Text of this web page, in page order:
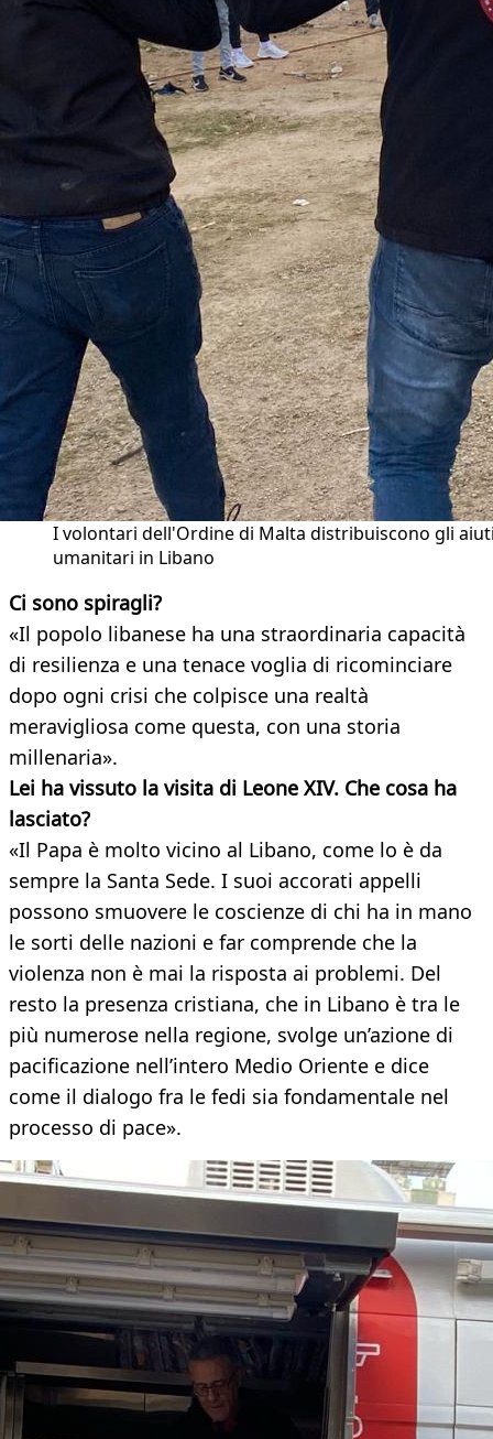
I volontari dell'Ordine di Malta distribuiscono gli
umanitari in Libano
Ci sono spiragli?
«Il popolo libanese ha una straordinaria capacità
di resilienza e una tenace voglia di ricominciare
dopo ogni crisi che colpisce una realtà
meravigliosa come questa, con una storia
millenaria».
Lei ha vissuto la visita di Leone XIV. Che cosa ha
lasciato?
«Il Papa è molto vicino al Libano, come lo è da
sempre la Santa Sede. I suoi accorati appelli
possono smuovere le coscienze di chi ha in mano
le sorti delle nazioni e far comprende che la
violenza non è mai la risposta ai problemi. Del
resto la presenza cristiana, che in Libano è tra le
più numerose nella regione, svolge un’azione di
pacificazione nell’intero Medio Oriente e dice
come il dialogo fra le fedi sia fondamentale nel
processo di pace».